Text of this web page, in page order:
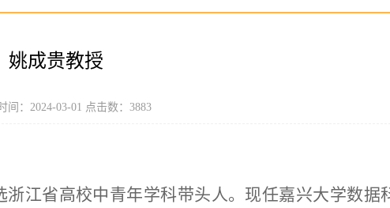
姚成贵教授
间：2024-03-01 点击数： 3883
江省高校中青年学科带头人。现任嘉兴大学数据